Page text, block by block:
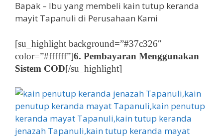
Bapak – Ibu yang membeli kain tutup keranda
mayit Tapanuli di Perusahaan Kami
[su_highlight background=”#37c326″
color=”#ffffff”]6. Pembayaran Menggunakan
Sistem COD[/su_highlight]